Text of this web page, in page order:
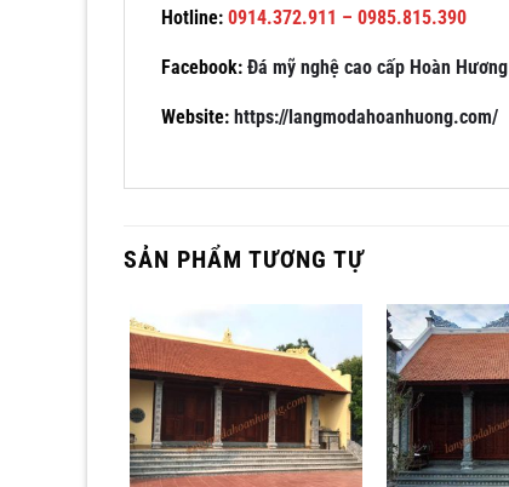
Hotline: 0914.372.911 – 0985.815.390
Facebook: Đá mỹ nghệ cao cấp Hoàn Hương
Website: https://langmodahoanhuong.com/
SẢN PHẨM TƯƠNG TỰ